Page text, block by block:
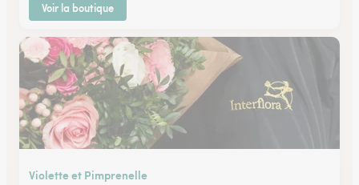
Voir la boutique
Violette et Pimprenelle